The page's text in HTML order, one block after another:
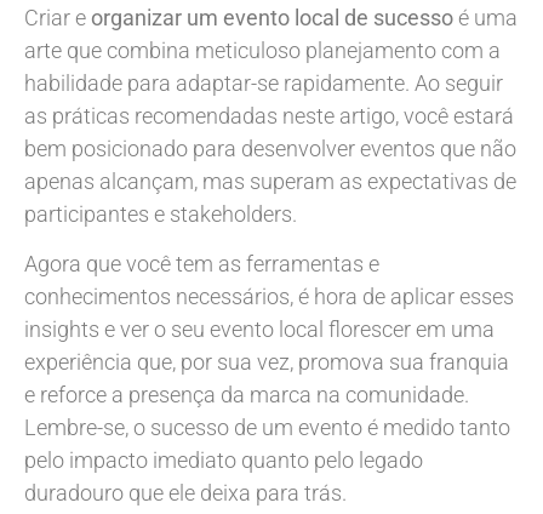
Criar e organizar um evento local de sucessoé uma
arte que combina meticuloso planejamento com a
habilidade para adaptar-se rapidamente. Ao seguir
as práticas recomendadas neste artigo, você estará
bem posicionado para desenvolver eventos que não
apenas alcançam, mas superam as expectativas de
participantes e stakeholders.
Agora que você tem as ferramentas e
conhecimentos necessários, é hora de aplicar esses
insights e ver o seu evento local florescer em uma
experiência que, por sua vez, promova sua franquia
e reforce a presença da marca na comunidade.
Lembre-se, o sucesso de um evento é medido tanto
pelo impacto imediato quanto pelo legado
duradouro que ele deixa para trás.